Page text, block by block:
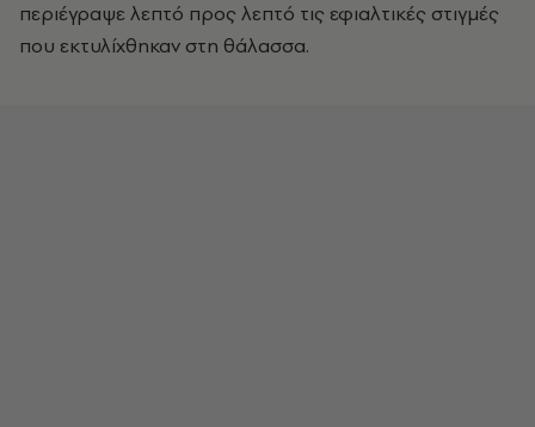
περιέγραψε λεπτό προς λεπτό τις εφιαλτικές στιγμές
που εκτυλίχθηκαν στη θάλασσα.